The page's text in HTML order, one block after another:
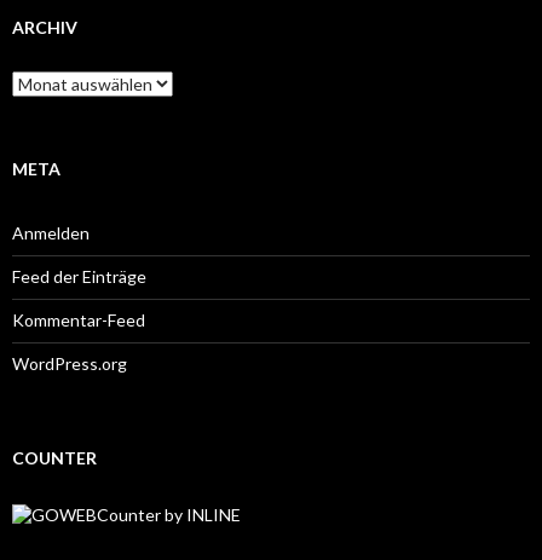
ARCHIV
Archiv
META
Anmelden
Feed der Einträge
Kommentar-Feed
WordPress.org
COUNTER